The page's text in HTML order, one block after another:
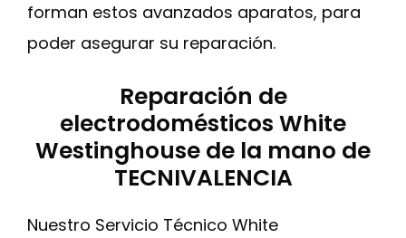
forman estos avanzados aparatos, para
poder asegurar su reparación.
Reparación de
electrodomésticos White
Westinghouse de la mano de
TECNIVALENCIA
Nuestro Servicio Técnico White